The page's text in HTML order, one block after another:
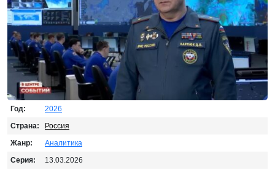
Год:
2026
Страна:
Россия
Жанр:
Аналитика
Серия:
13.03.2026